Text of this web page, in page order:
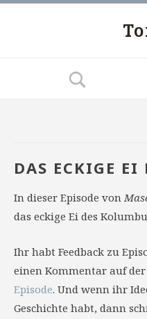
DAS ECKIGE EI
In dieser Episode von
das eckige Ei des
Ihr habt Feedback zu
einen Kommentar auf
Episode. Und wenn ihr
Geschichte habt, dann